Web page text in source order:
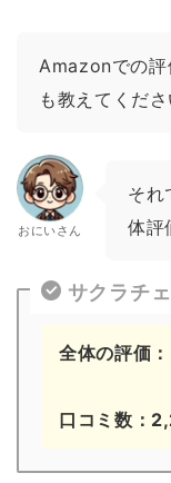
Amazonでの評
も教えてくださ
おにいさん
それ
体評
サクラチ
全体の評価：
口コミ数：